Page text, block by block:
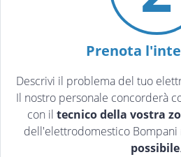
Prenota
Descrivi il problema del tuo
Il nostro personale concorderà
con il tecnico della vostra
dell'elettrodomestico Bompani
possibile.